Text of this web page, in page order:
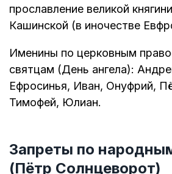
прославление великой
Кашинской (в иночестве
Именины по церковным
святцам (День ангела):
Ефросинья, Иван, Онуфрий,
Тимофей, Юлиан.
Запреты по
(Пётр Солнцеворот)